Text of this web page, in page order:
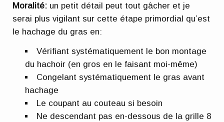
Moralité: un petit détail peut tout gâcher et je
serai plus vigilant sur cette étape primordial qu’est
le hachage du gras en:
Vérifiant systématiquement le bon montage
du hachoir (en gros en le faisant moi-même)
Congelant systématiquement le gras avant
hachage
Le coupant au couteau si besoin
Ne descendant pas en-dessous de la grille 8